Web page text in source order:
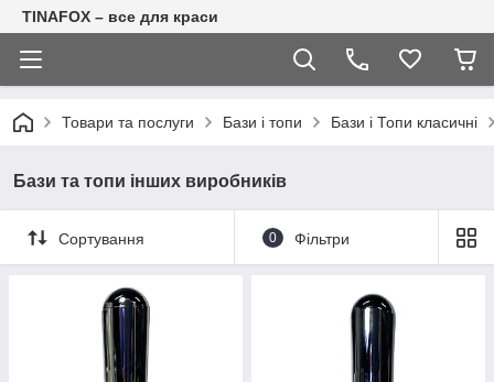
TINAFOX – все для краси
Товари та послуги Бази і топи Бази і Топи класичні
Бази та топи інших виробників
Сортування 0 Фільтри